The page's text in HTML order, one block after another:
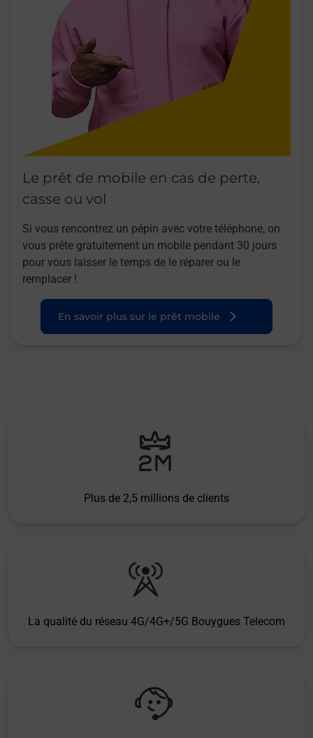
Le prêt de mobile en cas de perte,
casse ou vol
Si vous rencontrez un pépin avec votre téléphone, on
vous prête gratuitement un mobile pendant 30 jours
pour vous laisser le temps de le réparer ou le
remplacer !
En savoir plus sur le prêt mobile
Plus de 2,5 millions de clients
La qualité du réseau 4G/4G+/5G Bouygues Telecom